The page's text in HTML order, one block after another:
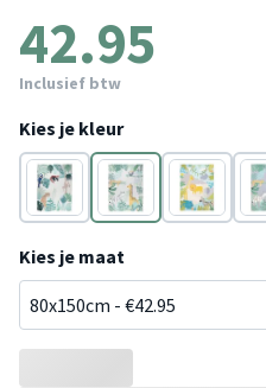
42.95
Inclusief btw
Kies je kleur
MulticolorBeige Multicolor
Kies je maat